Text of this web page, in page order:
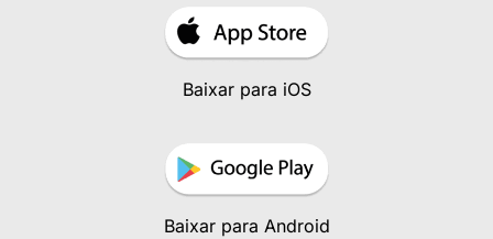
Baixar para iOS
Baixar para Android